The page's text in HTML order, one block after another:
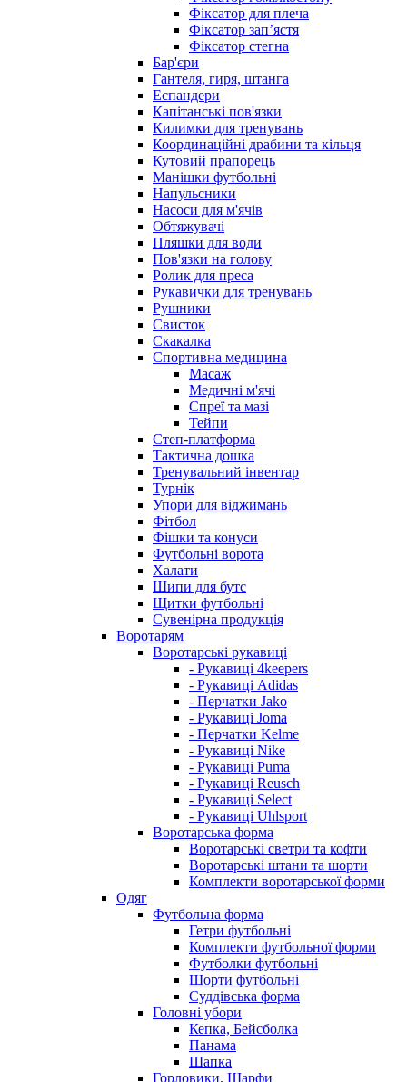
Фіксатор для плеча
Фіксатор запʼястя
Фіксатор стегна
Бар'єри
Гантеля, гиря, штанга
Еспандери
Капітанські пов'язки
Килимки для тренувань
Координаційні драбини та кільця
Кутовий прапорець
Манішки футбольні
Напульсники
Насоси для м'ячів
Обтяжувачі
Пляшки для води
Пов'язки на голову
Ролик для преса
Рукавички для тренувань
Рушники
Свисток
Скакалка
Спортивна медицина
Масаж
Медичні м'ячі
Спреї та мазі
Тейпи
Степ-платформа
Тактична дошка
Тренувальний інвентар
Турнік
Упори для віджимань
Фітбол
Фішки та конуси
Футбольні ворота
Халати
Шипи для бутс
Щитки футбольні
Сувенірна продукція
Воротарям
Воротарські рукавиці
- Рукавиці 4keepers
- Рукавиці Adidas
- Перчатки Jako
- Рукавиці Joma
- Перчатки Kelme
- Рукавиці Nike
- Рукавиці Puma
- Рукавиці Reusch
- Рукавиці Select
- Рукавиці Uhlsport
Воротарська форма
Воротарські светри та кофти
Воротарські штани та шорти
Комплекти воротарської форми
Одяг
Футбольна форма
Гетри футбольні
Комплекти футбольної форми
Футболки футбольні
Шорти футбольні
Суддівська форма
Головні убори
Кепка, Бейсболка
Панама
Шапка
Горловики, Шарфи